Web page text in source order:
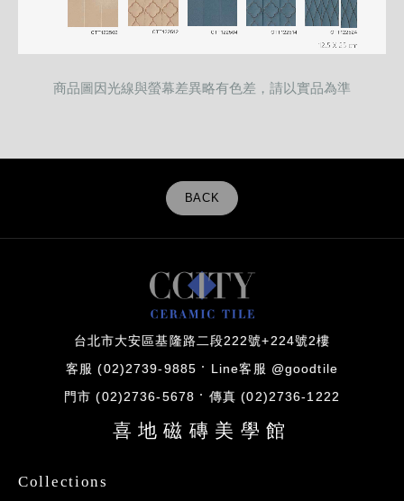
商品圖因光線與螢幕差異略有色差，請以實品為準
BACK
台北市大安區基隆路二段222號+224號2樓
客服 (02)2739-9885 Line客服 @goodtile
門市 (02)2736-5678 傳真 (02)2736-1222
喜地磁磚美學館
Collections